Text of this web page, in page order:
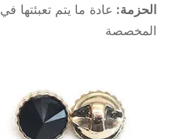
الحزمة:
المخصصة